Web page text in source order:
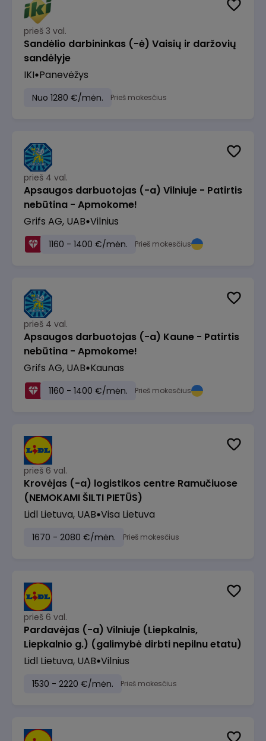
prieš 3 val.
Sandėlio darbininkas (-ė) Vaisių ir daržovių
sandėlyje
IKI Panevėžys
Nuo 1280 €/mėn. Prieš mokesčius
prieš 4 val.
Apsaugos darbuotojas (-a) Vilniuje - Patirtis
nebūtina - Apmokome!
Grifs AG, UAB Vilnius
1160 - 1400 €/mėn. Prieš mokesčius
prieš 4 val.
Apsaugos darbuotojas (-a) Kaune - Patirtis
nebūtina - Apmokome!
Grifs AG, UAB Kaunas
1160 - 1400 €/mėn. Prieš mokesčius
prieš 6 val.
Krovėjas (-a) logistikos centre Ramučiuose
(NEMOKAMI ŠILTI PIETŪS)
Lidl Lietuva, UAB Visa Lietuva
1670 - 2080 €/mėn. Prieš mokesčius
prieš 6 val.
Pardavėjas (-a) Vilniuje (Liepkalnis,
Liepkalnio g.) (galimybė dirbti nepilnu etatu)
Lidl Lietuva, UAB Vilnius
1530 - 2220 €/mėn. Prieš mokesčius